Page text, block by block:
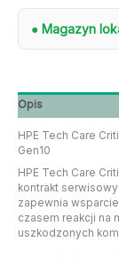
● Magazyn
Opis
HPE Tech Care
Gen10
HPE Tech Care
kontrakt serwisowy
zapewnia
czasem reakcji na
uszkodzonych